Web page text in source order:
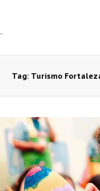
Tag: Turismo